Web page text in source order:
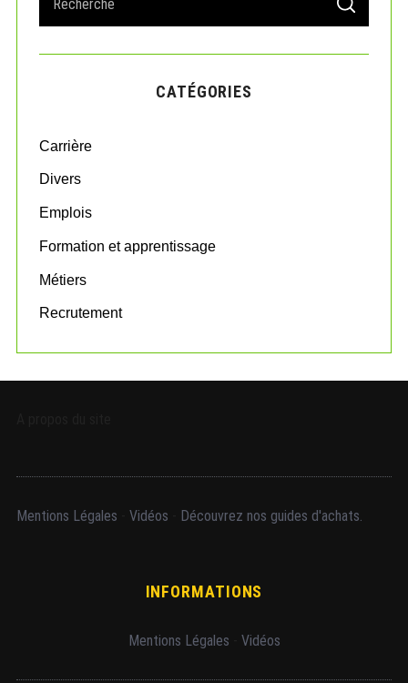
a
r
o
:
S
A
C
CATÉGORIES
Carrière
Divers
Emplois
Formation et apprentissage
Métiers
Recrutement
Mentions Légales Vidéos Découvrez nos guides d'achats.
INFORMATIONS
Mentions Légales Vidéos